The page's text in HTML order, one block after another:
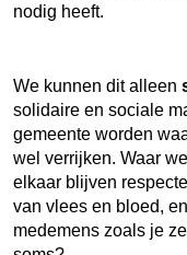
nodig heeft.
We kunnen dit alleen
solidaire en sociale
gemeente worden
wel verrijken. Waar
elkaar blijven
van vlees en bloed,
medemens zoals je